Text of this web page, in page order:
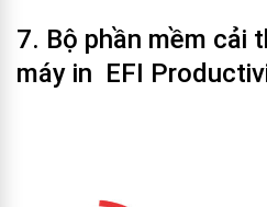
7. Bộ phần mềm cải
máy in EFI